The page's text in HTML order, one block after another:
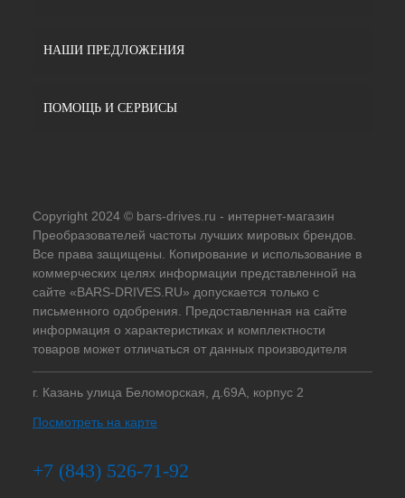
НАШИ ПРЕДЛОЖЕНИЯ
ПОМОЩЬ И СЕРВИСЫ
Copyright 2024 © bars-drives.ru - интернет-магазин
Преобразователей частоты лучших мировых брендов.
Все права защищены. Копирование и использование в
коммерческих целях информации представленной на
сайте «BARS-DRIVES.RU» допускается только с
письменного одобрения. Предоставленная на сайте
информация о характеристиках и комплектности
товаров может отличаться от данных производителя
г. Казань улица Беломорская, д.69А, корпус 2
Посмотреть на карте
+7 (843) 526-71-92